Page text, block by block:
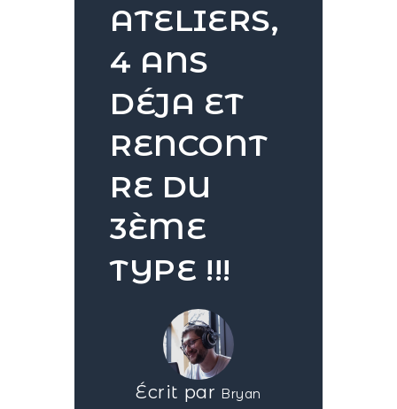
ATELIERS,
4 ANS
DÉJA ET
RENCONT
RE DU
3ÈME
TYPE !!!
Écrit par Bryan